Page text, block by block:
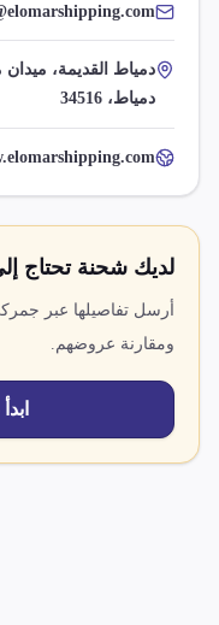
دمياط القديمة،
دمياط، 34516
لديك شحنة تحتاج
أرسل تفاصيلها عبر
ومقارنة عروضهم.